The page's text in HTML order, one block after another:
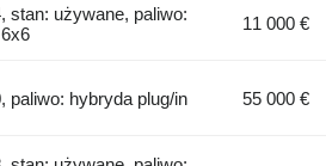
stan: używane, paliwo:
11 000 €
paliwo: hybryda plug/in 55 000 €